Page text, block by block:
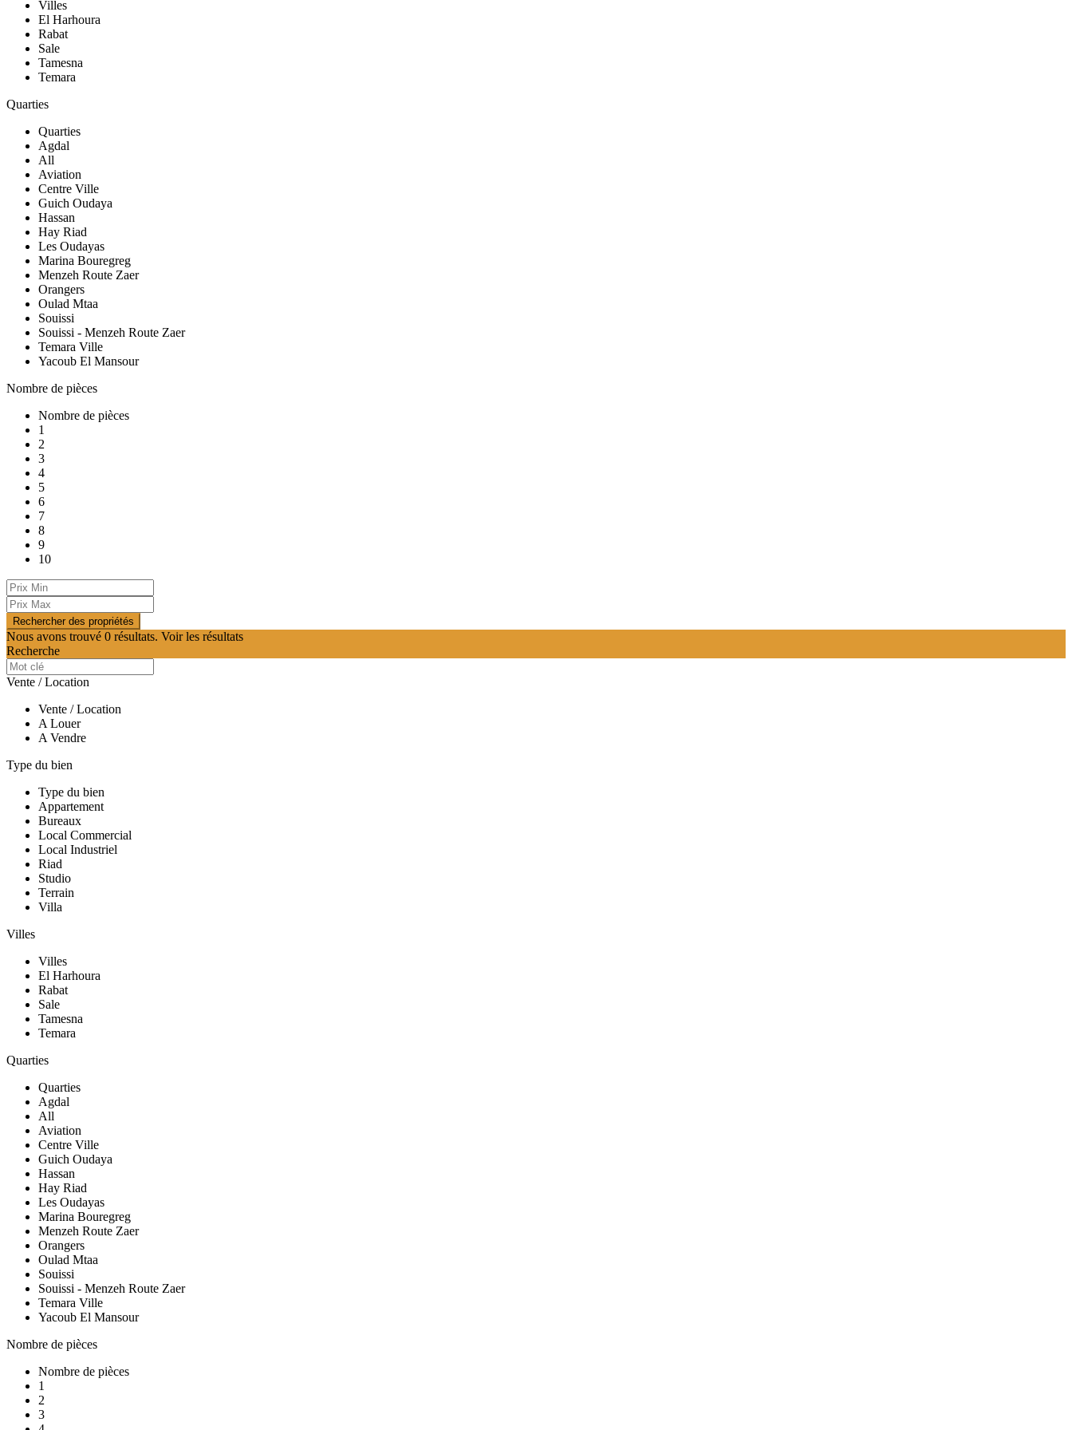
Villes
El Harhoura
Rabat
Sale
Tamesna
Temara
Quarties
Quarties
Agdal
All
Aviation
Centre Ville
Guich Oudaya
Hassan
Hay Riad
Les Oudayas
Marina Bouregreg
Menzeh Route Zaer
Orangers
Oulad Mtaa
Souissi
Souissi - Menzeh Route Zaer
Temara Ville
Yacoub El Mansour
Nombre de pièces
Nombre de pièces
1
2
3
4
5
6
7
8
9
10
Nous avons trouvé 0 résultats. Voir les résultats
Recherche
Vente / Location
Vente / Location
A Louer
A Vendre
Type du bien
Type du bien
Appartement
Bureaux
Local Commercial
Local Industriel
Riad
Studio
Terrain
Villa
Villes
Villes
El Harhoura
Rabat
Sale
Tamesna
Temara
Quarties
Quarties
Agdal
All
Aviation
Centre Ville
Guich Oudaya
Hassan
Hay Riad
Les Oudayas
Marina Bouregreg
Menzeh Route Zaer
Orangers
Oulad Mtaa
Souissi
Souissi - Menzeh Route Zaer
Temara Ville
Yacoub El Mansour
Nombre de pièces
Nombre de pièces
1
2
3